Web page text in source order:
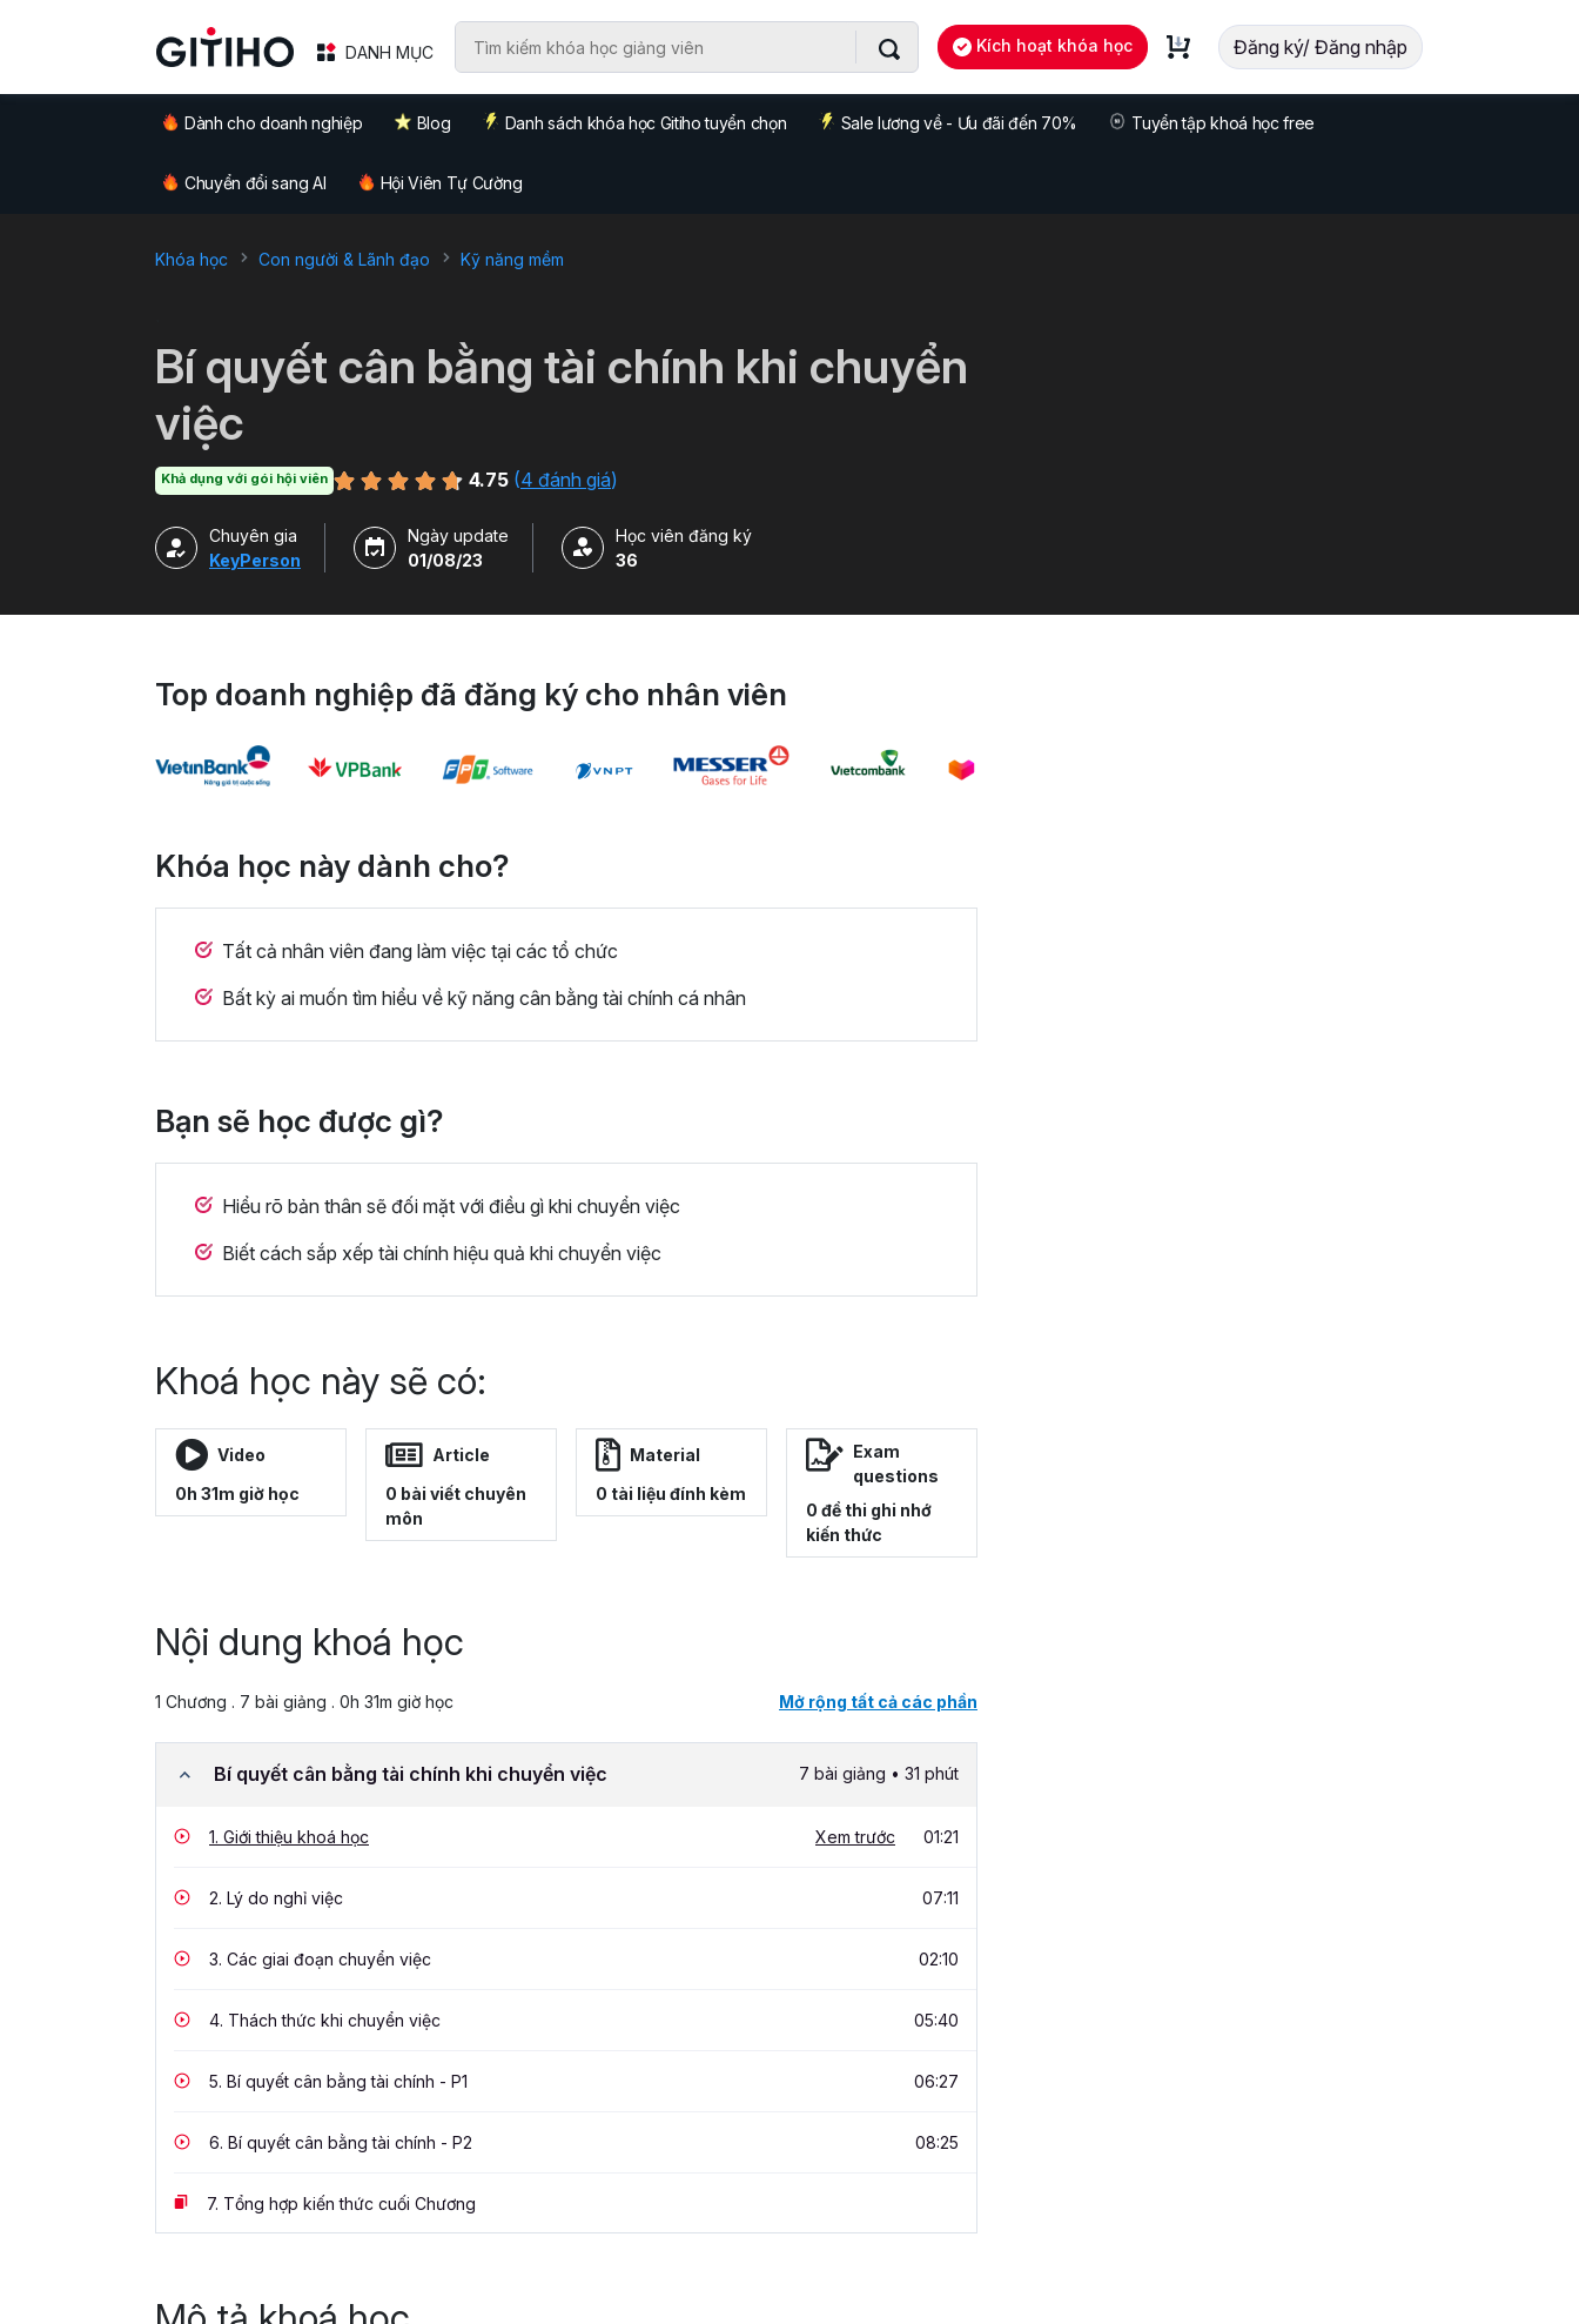
DANH MỤC Kích hoạt khóa học Đăng ký/ Đăng nhập
Dành cho doanh nghiệp Blog Danh sách khóa học Gitiho tuyển chọn Sale lương về - Ưu đãi đến 70% Tuyển tập khoá học free
Chuyển đổi sang AI Hội Viên Tự Cường
Khóa học Con người & Lãnh đạo Kỹ năng mềm
Bí quyết cân bằng tài chính khi chuyển
việc
Khả dụng với gói hội viên 4.75 (4 đánh giá)
Chuyên gia
KeyPerson
Ngày update
01/08/23
Học viên đăng ký
36
Top doanh nghiệp đã đăng ký cho nhân viên
Khóa học này dành cho?
Tất cả nhân viên đang làm việc tại các tổ chức
Bất kỳ ai muốn tìm hiểu về kỹ năng cân bằng tài chính cá nhân
Bạn sẽ học được gì?
Hiểu rõ bản thân sẽ đối mặt với điều gì khi chuyển việc
Biết cách sắp xếp tài chính hiệu quả khi chuyển việc
Khoá học này sẽ có:
Video
0h 31m giờ học
Article
0 bài viết chuyên
môn
Material
0 tài liệu đính kèm
Exam
questions
0 đề thi ghi nhớ
kiến thức
Nội dung khoá học
1 Chương . 7 bài giảng . 0h 31m giờ học Mở rộng tất cả các phần
Bí quyết cân bằng tài chính khi chuyển việc 7 bài giảng • 31 phút
1. Giới thiệu khoá học Xem trước 01:21
2. Lý do nghỉ việc 07:11
3. Các giai đoạn chuyển việc 02:10
4. Thách thức khi chuyển việc 05:40
5. Bí quyết cân bằng tài chính - P1 06:27
6. Bí quyết cân bằng tài chính - P2 08:25
7. Tổng hợp kiến thức cuối Chương